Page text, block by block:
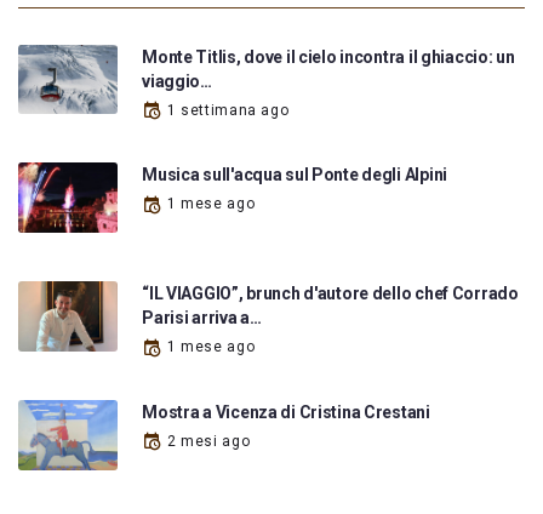
Monte Titlis, dove il cielo incontra il ghiaccio: un
viaggio…
1 settimana ago
Musica sull'acqua sul Ponte degli Alpini
1 mese ago
“IL VIAGGIO”, brunch d'autore dello chef Corrado
Parisi arriva a…
1 mese ago
Mostra a Vicenza di Cristina Crestani
2 mesi ago